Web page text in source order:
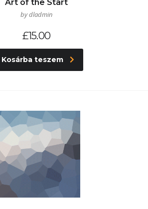
Art of the Start
by dladmin
£15.00
Kosárba teszem